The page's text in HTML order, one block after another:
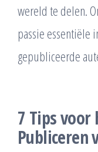
wereld te delen.
passie essentiële
gepubliceerde
7 Tips voor
Publiceren